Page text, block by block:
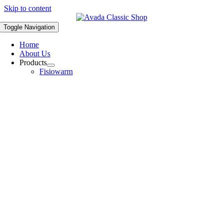
Skip to content
Toggle Navigation
Home
About Us
Products
Fisiowarm